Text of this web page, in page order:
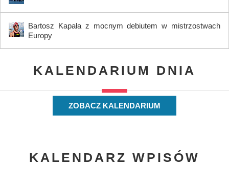
Bartosz Kapała z mocnym debiutem w mistrzostwach
Europy
KALENDARIUM DNIA
ZOBACZ KALENDARIUM
KALENDARZ WPISÓW